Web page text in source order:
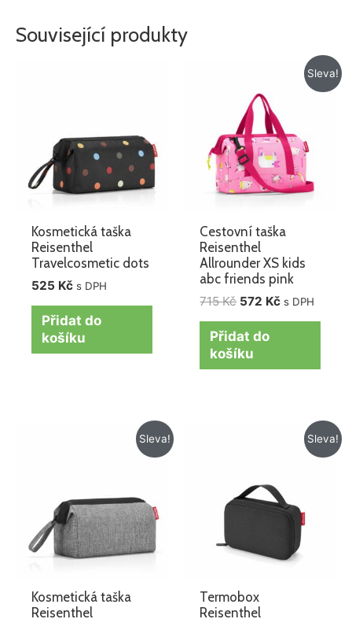
Související produkty
Kosmetická taška
Reisenthel
Travelcosmetic dots
525 Kč s DPH
Přidat do
košíku
Sleva!
Cestovní taška
Reisenthel
Allrounder XS kids
abc friends pink
715Kč
byla:
715 Kč.
572 Kč
Aktuální
cena
s DPH
Přidat do
košíku
Sleva!
Kosmetická taška
Reisenthel
Aktuální
cena
Sleva!
Termobox
Reisenthel
Aktuální
cena